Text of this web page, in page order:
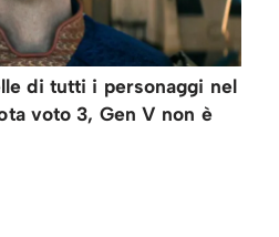
di tutti i personaggi nel
voto 3, Gen V non è